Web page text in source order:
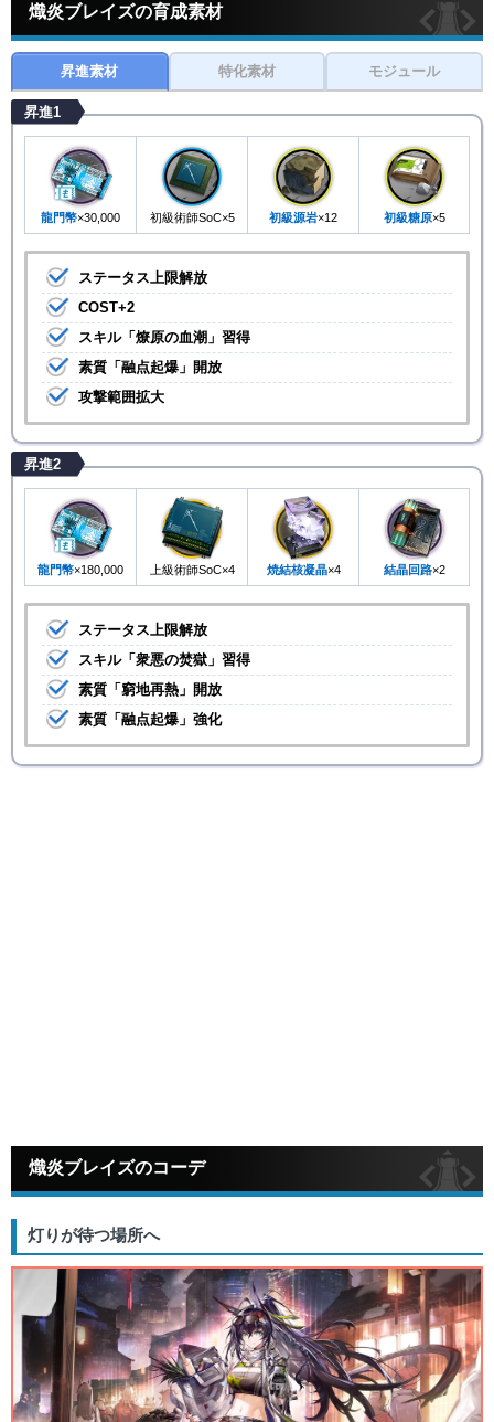
熾炎ブレイズの育成素材
昇進素材 特化素材 モジュール
昇進1
龍門幣×30,000 初級術師SoC×5 初級源岩×12 初級糖原×5
ステータス上限解放
COST+2
スキル「燎原の血潮」習得
素質「融点起爆」開放
攻撃範囲拡大
昇進2
龍門幣×180,000 上級術師SoC×4 焼結核凝晶×4 結晶回路×2
ステータス上限解放
スキル「衆悪の焚獄」習得
素質「窮地再熱」開放
素質「融点起爆」強化
熾炎ブレイズのコーデ
灯りが待つ場所へ